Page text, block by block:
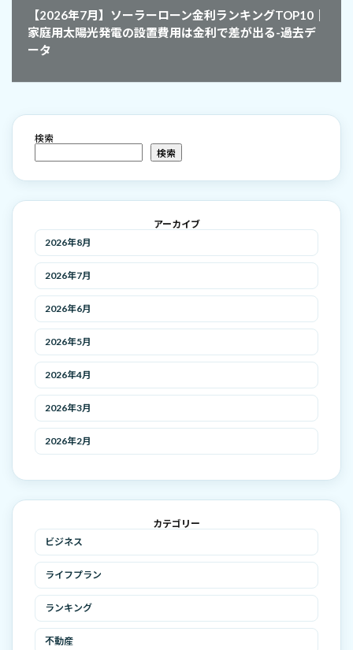
【2026年7月】ソーラーローン金利ランキングTOP10｜
家庭用太陽光発電の設置費用は金利で差が出る-過去デ
ータ
検索
検索
アーカイブ
2026年8月
2026年7月
2026年6月
2026年5月
2026年4月
2026年3月
2026年2月
カテゴリー
ビジネス
ライフプラン
ランキング
不動産